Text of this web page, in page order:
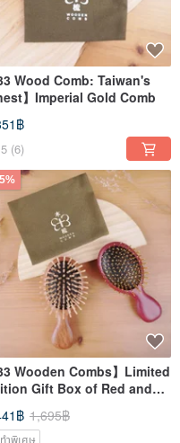
33 Wood Comb: Taiwan's
】Imperial Gold Comb
฿
5 (6)
33 Wooden Combs】Limited
Gift Box of Red and
Gold Combs
฿ 1,695฿
ำพิเศษ